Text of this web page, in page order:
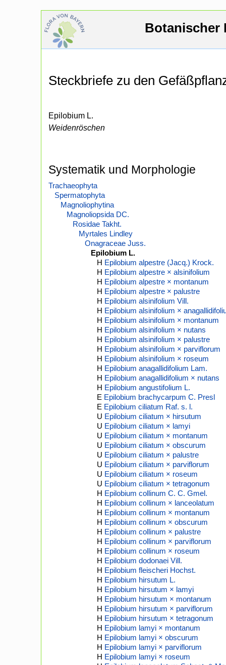
Botanischer
Steckbriefe zu den
Epilobium L.
Weidenröschen
Systematik und Morphologie
Trachaeophyta
Spermatophyta
Magnoliophytina
Magnoliopsida DC.
Rosidae Takht.
Myrtales Lindley
Onagraceae Juss.
Epilobium L.
H Epilobium alpestre (Jacq.) Krock.
H Epilobium alpestre × alsinifolium
H Epilobium alpestre × montanum
H Epilobium alpestre × palustre
H Epilobium alsinifolium Vill.
H Epilobium alsinifolium ×
H Epilobium alsinifolium × montanum
H Epilobium alsinifolium × nutans
H Epilobium alsinifolium × palustre
H Epilobium alsinifolium × parviflorum
H Epilobium alsinifolium × roseum
H Epilobium anagallidifolium Lam.
H Epilobium anagallidifolium × nutans
H Epilobium angustifolium L.
E Epilobium brachycarpum C. Presl
E Epilobium ciliatum Raf. s. l.
U Epilobium ciliatum × hirsutum
U Epilobium ciliatum × lamyi
U Epilobium ciliatum × montanum
U Epilobium ciliatum × obscurum
U Epilobium ciliatum × palustre
U Epilobium ciliatum × parviflorum
U Epilobium ciliatum × roseum
U Epilobium ciliatum × tetragonum
H Epilobium collinum C. C. Gmel.
H Epilobium collinum × lanceolatum
H Epilobium collinum × montanum
H Epilobium collinum × obscurum
H Epilobium collinum × palustre
H Epilobium collinum × parviflorum
H Epilobium collinum × roseum
H Epilobium dodonaei Vill.
H Epilobium fleischeri Hochst.
H Epilobium hirsutum L.
H Epilobium hirsutum × lamyi
H Epilobium hirsutum × montanum
H Epilobium hirsutum × parviflorum
H Epilobium hirsutum × tetragonum
H Epilobium lamyi × montanum
H Epilobium lamyi × obscurum
H Epilobium lamyi × parviflorum
H Epilobium lamyi × roseum